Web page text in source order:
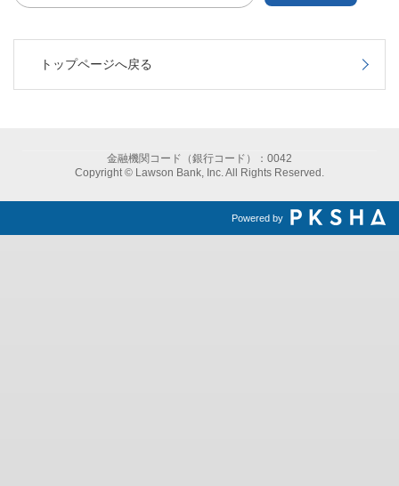
トップページへ戻る
金融機関コード（銀行コード）：0042
Copyright © Lawson Bank, Inc. All Rights Reserved.
Powered by